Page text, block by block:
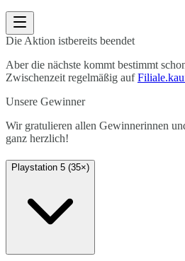
Die Aktion istbereits beendet
Aber die nächste kommt bestimmt
Zwischenzeit regelmäßig auf
Unsere Gewinner
Wir gratulieren allen Gewinnerinnen
ganz herzlich!
Playstation 5 (35×)